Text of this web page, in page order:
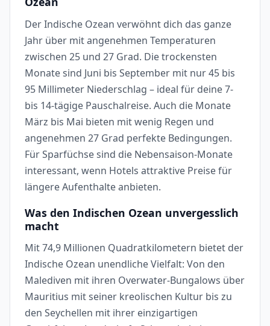
Der Indische Ozean verwöhnt dich das ganze
Jahr über mit angenehmen Temperaturen
zwischen 25 und 27 Grad. Die trockensten
Monate sind Juni bis September mit nur 45 bis
95 Millimeter Niederschlag – ideal für deine 7-
bis 14-tägige Pauschalreise. Auch die Monate
März bis Mai bieten mit wenig Regen und
angenehmen 27 Grad perfekte Bedingungen.
Für Sparfüchse sind die Nebensaison-Monate
interessant, wenn Hotels attraktive Preise für
längere Aufenthalte anbieten.
Was den Indischen Ozean unvergesslich
macht
Mit 74,9 Millionen Quadratkilometern bietet der
Indische Ozean unendliche Vielfalt: Von den
Malediven mit ihren Overwater-Bungalows über
Mauritius mit seiner kreolischen Kultur bis zu
den Seychellen mit ihrer einzigartigen